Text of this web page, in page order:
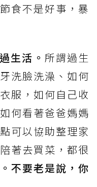
食不是好事，暴
生活。 所謂過生
洗臉洗澡、如何
服，如何自己收
何看著爸爸媽媽
可以協助整理家
著去買菜，都很
不要老是說，你